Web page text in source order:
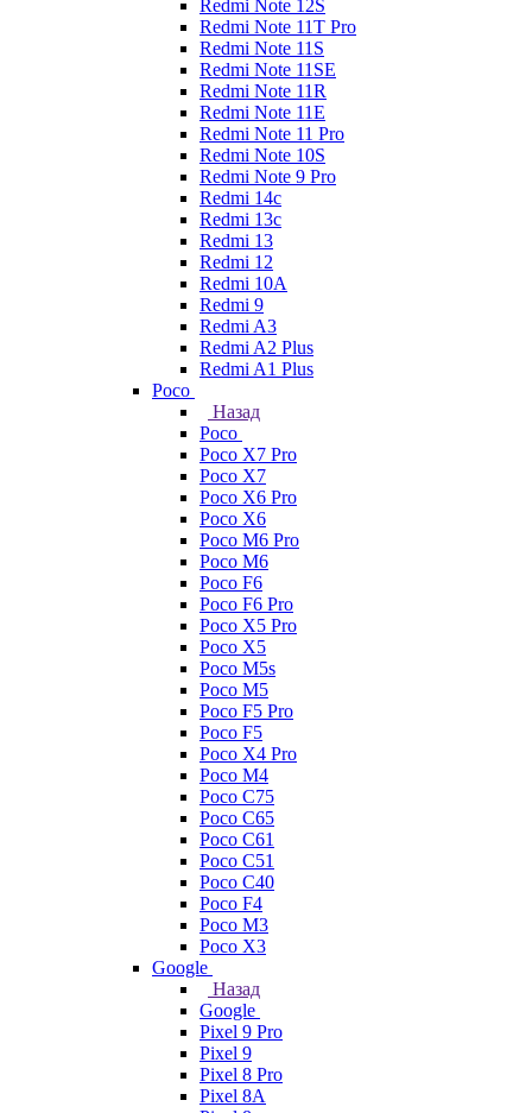
Redmi Note 12S
Redmi Note 11T Pro
Redmi Note 11S
Redmi Note 11SE
Redmi Note 11R
Redmi Note 11E
Redmi Note 11 Pro
Redmi Note 10S
Redmi Note 9 Pro
Redmi 14c
Redmi 13c
Redmi 13
Redmi 12
Redmi 10A
Redmi 9
Redmi A3
Redmi A2 Plus
Redmi A1 Plus
Poco
Назад
Poco
Poco X7 Pro
Poco X7
Poco X6 Pro
Poco X6
Poco M6 Pro
Poco M6
Poco F6
Poco F6 Pro
Poco X5 Pro
Poco X5
Poco M5s
Poco M5
Poco F5 Pro
Poco F5
Poco X4 Pro
Poco M4
Poco C75
Poco C65
Poco C61
Poco C51
Poco C40
Poco F4
Poco M3
Poco X3
Google
Назад
Google
Pixel 9 Pro
Pixel 9
Pixel 8 Pro
Pixel 8A